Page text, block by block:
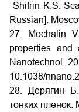
Shifrin K.S.
Russian].
27. Mochalin
properties and
Nanotechnol.
10.1038/
28. Дерягин
тонких пленок.